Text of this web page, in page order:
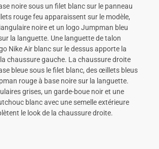
noire sous un filet blanc sur le panneau
rouge feu apparaissent sur le modèle,
noire et un logo Jumpman bleu
la languette. Une languette de talon
Nike Air blanc sur le dessus apporte la
chaussure gauche. La chaussure droite
bleue sous le filet blanc, des œillets bleus
rouge à base noire sur la languette.
grises, un garde-boue noir et une
blanc avec une semelle extérieure
le look de la chaussure droite.